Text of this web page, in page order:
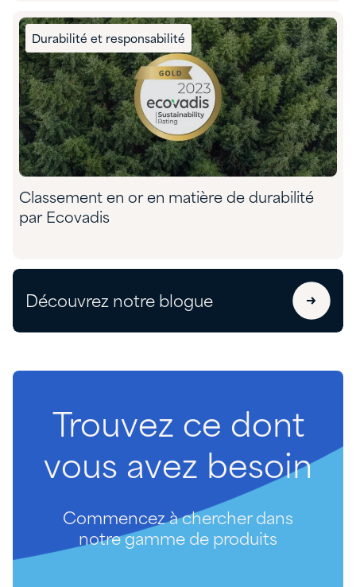
Durabilité et responsabilité
Classement en or en matière de durabilité
par Ecovadis
Découvrez notre blogue
Trouvez ce dont
vous avez besoin
Commencez à chercher dans
notre gamme de produits